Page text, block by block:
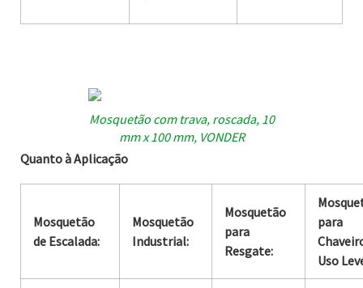
Mosquetão com trava, roscada, 10
mm x 100 mm, VONDER
Quanto à Aplicação
Mosquetão
de Escalada:
Mosquetão
Industrial:
Mosquetão
para
Resgate:
para
Uso